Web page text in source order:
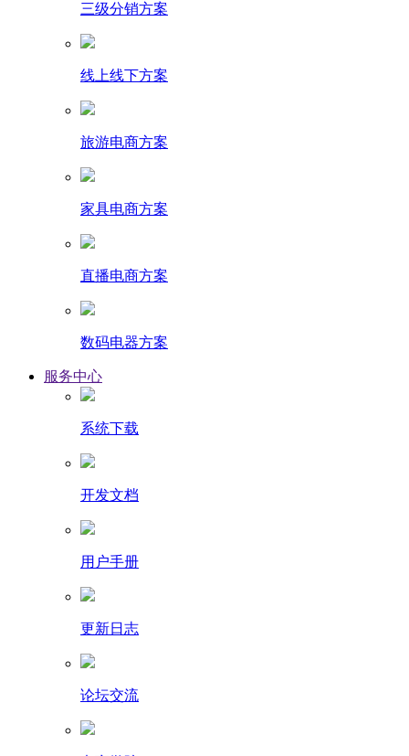
三级分销方案
线上线下方案
旅游电商方案
家具电商方案
直播电商方案
数码电器方案
服务中心
系统下载
开发文档
用户手册
更新日志
论坛交流